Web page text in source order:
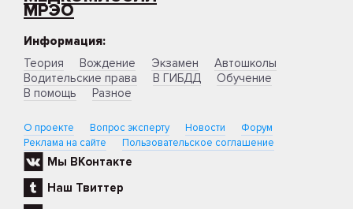
МРЭО
Информация:
Теория
Вождение Экзамен
Автошколы
Водительские права
В ГИБДД
Обучение
В помощь
Разное
О проекте Вопрос эксперту Новости
Форум
Реклама на сайте
Пользовательское соглашение
Мы ВКонтакте
Наш Твиттер